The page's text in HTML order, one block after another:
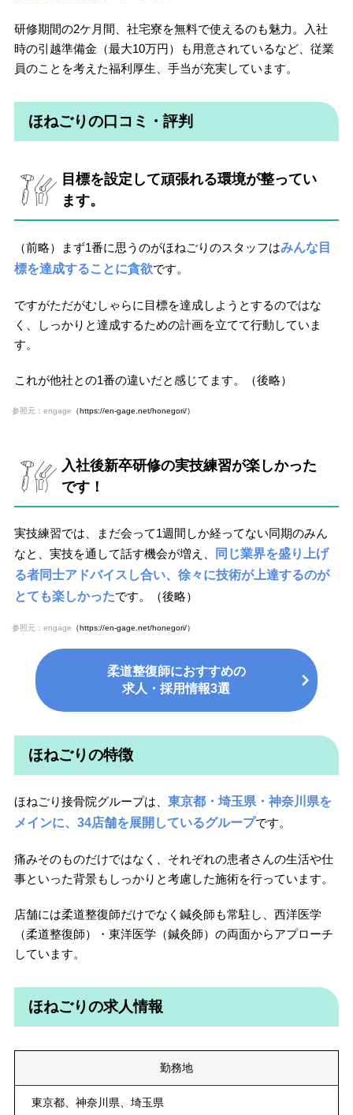
研修期間の2ケ月間、社宅寮を無料で使えるのも魅力。入社
時の引越準備金（最大10万円）も用意されているなど、従業
員のことを考えた福利厚生、手当が充実しています。
ほねごりの口コミ・評判
目標を設定して頑張れる環境が整ってい
ます。
（前略）まず1番に思うのがほねごりのスタッフはみんな目
標を達成することに貪欲です。
ですがただがむしゃらに目標を達成しようとするのではな
く、しっかりと達成するための計画を立てて行動していま
す。
これが他社との1番の違いだと感じてます。（後略）
参照元：engage （https://en-gage.net/honegori/）
入社後新卒研修の実技練習が楽しかった
です！
実技練習では、まだ会って1週間しか経ってない同期のみん
なと、実技を通して話す機会が増え、
同じ業界を盛り上げ
る者同士アドバイスし合い、徐々に技術が上達するのが
とても楽しかったです。（後略）
参照元：engage （https://en-gage.net/honegori/）
柔道整復師におすすめの
求人・採用情報3選
ほねごりの特徴
ほねごり接骨院グループは、 東京都・埼玉県・神奈川県を
メインに、34店舗を展開しているグループです。
痛みそのものだけではなく、それぞれの患者さんの生活や仕
事といった背景もしっかりと考慮した施術を行っています。
店舗には柔道整復師だけでなく鍼灸師も常駐し、西洋医学
（柔道整復師）・東洋医学（鍼灸師）の両面からアプローチ
しています。
ほねごりの求人情報
勤務地
東京都、神奈川県、埼玉県